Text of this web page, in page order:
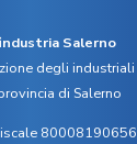
Salerno
degli industriali
di Salerno
80008190656